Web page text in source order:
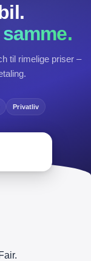
til rimelige priser –
Privatliv